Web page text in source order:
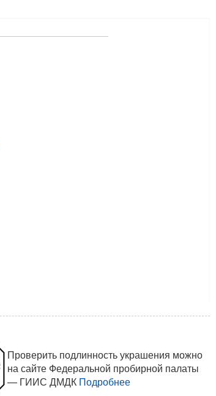
Проверить подлинность украшения можно
на сайте Федеральной пробирной палаты
— ГИИС ДМДК Подробнее